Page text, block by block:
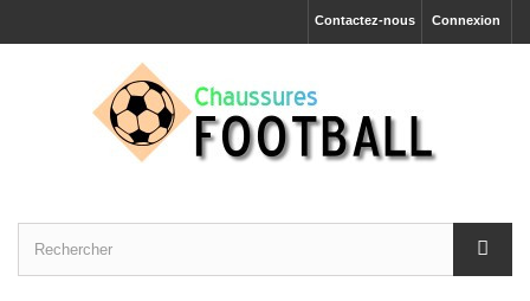
Connexion
Contactez-nous